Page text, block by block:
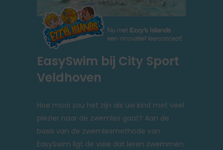
EasySwim bij City Sport
Veldhoven
Hoe mooi zou het zijn als uw kind met veel
plezier naar de zwemles gaat? Aan de
basis van de zwemlesmethode van
EasySwim ligt de visie dat leren zwemmen